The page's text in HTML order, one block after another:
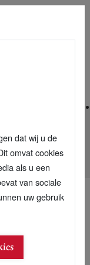
pincode door
dat wij u de
omvat cookies
als u een
van sociale
uw gebruik